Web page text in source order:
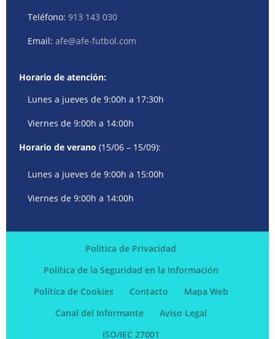
Teléfono:913 143 030
Email:afe@afe-futbol.com
Horario de atención:
Lunes a jueves de 9:00h a 17:30h
Viernes de 9:00h a 14:00h
Horario de verano (15/06 – 15/09):
Lunes a jueves de 9:00h a 15:00h
Viernes de 9:00h a 14:00h
Política de Privacidad
Política de la Seguridad en la Información
Política de Cookies
Contacto
Mapa Web
Canal del Informante
Aviso Legal
ISO/IEC 27001